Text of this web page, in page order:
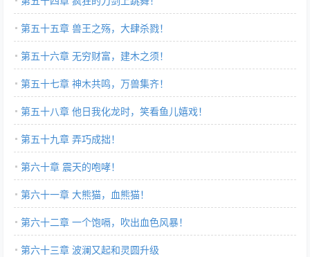
第五十五章 兽王之殇，大肆杀戮！
第五十六章 无穷财富，建木之须！
第五十七章 神木共鸣，万兽集齐！
第五十八章 他日我化龙时，笑看鱼儿嬉戏！
第五十九章 弄巧成拙！
第六十章 震天的咆哮！
第六十一章 大熊猫，血熊猫！
第六十二章 一个饱嗝，吹出血色风暴！
第六十三章 波澜又起和灵圆升级